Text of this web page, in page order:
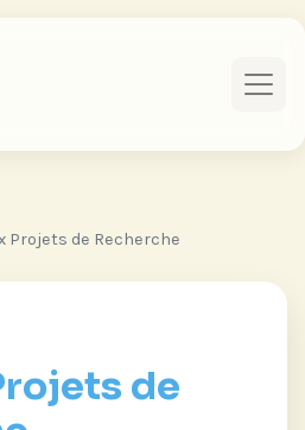
Projets de Recherche
de